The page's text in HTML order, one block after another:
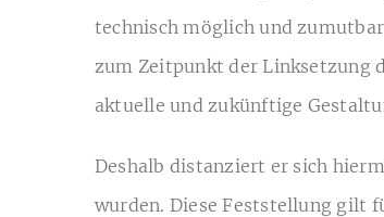
technisch möglich und
zum Zeitpunkt der Linksetzung
aktuelle und zukünftige
Deshalb distanziert er sich
wurden. Diese Feststellung gilt